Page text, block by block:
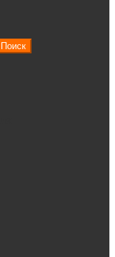
Поиск